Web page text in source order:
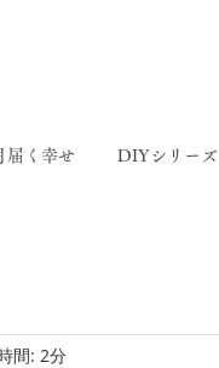
届く幸せ DIYシリーズ
間: 2分